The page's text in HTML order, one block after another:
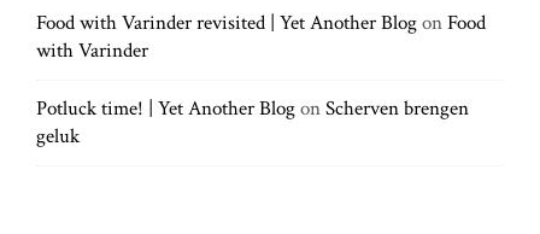
Food with Varinder revisited | Yet Another BlogonFood
with Varinder
Potluck time! | Yet Another BlogonScherven brengen
geluk